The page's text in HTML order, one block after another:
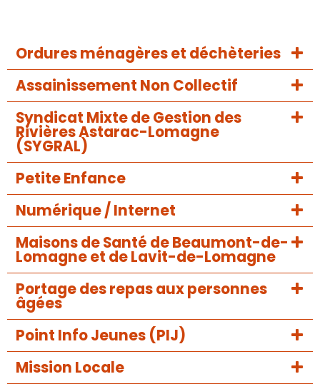
Ordures ménagères et déchèteries
Assainissement Non Collectif
Syndicat Mixte de Gestion des
Rivières Astarac-Lomagne
(SYGRAL)
Petite Enfance
Numérique / Internet
Maisons de Santé de Beaumont-de-
Lomagne et de Lavit-de-Lomagne
Portage des repas aux personnes
âgées
Point Info Jeunes (PIJ)
Mission Locale